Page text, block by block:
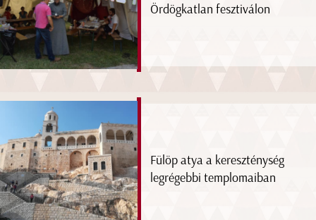
Ördögkatlan fesztiválon
Fülöp atya a kereszténység
legrégebbi templomaiban